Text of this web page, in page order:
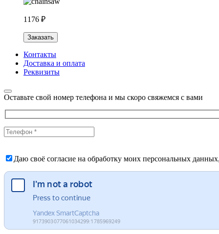
1176 ₽
Заказать
Контакты
Доставка и оплата
Реквизиты
Оставьте свой номер телефона и мы скоро свяжемся с вами
Даю своё согласие на обработку моих персональных